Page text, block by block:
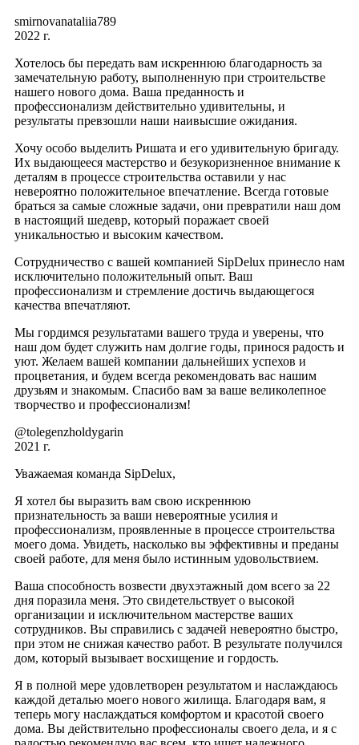
smirnovanataliia789
2022 г.
Хотелось бы передать вам искреннюю благодарность за
замечательную работу, выполненную при строительстве
нашего нового дома. Ваша преданность и
профессионализм действительно удивительны, и
результаты превзошли наши наивысшие ожидания.
Хочу особо выделить Ришата и его удивительную бригаду.
Их выдающееся мастерство и безукоризненное внимание к
деталям в процессе строительства оставили у нас
невероятно положительное впечатление. Всегда готовые
браться за самые сложные задачи, они превратили наш дом
в настоящий шедевр, который поражает своей
уникальностью и высоким качеством.
Сотрудничество с вашей компанией SipDelux принесло нам
исключительно положительный опыт. Ваш
профессионализм и стремление достичь выдающегося
качества впечатляют.
Мы гордимся результатами вашего труда и уверены, что
наш дом будет служить нам долгие годы, принося радость и
уют. Желаем вашей компании дальнейших успехов и
процветания, и будем всегда рекомендовать вас нашим
друзьям и знакомым. Спасибо вам за ваше великолепное
творчество и профессионализм!
@tolegenzholdygarin
2021 г.
Уважаемая команда SipDelux,
Я хотел бы выразить вам свою искреннюю
признательность за ваши невероятные усилия и
профессионализм, проявленные в процессе строительства
моего дома. Увидеть, насколько вы эффективны и преданы
своей работе, для меня было истинным удовольствием.
Ваша способность возвести двухэтажный дом всего за 22
дня поразила меня. Это свидетельствует о высокой
организации и исключительном мастерстве ваших
сотрудников. Вы справились с задачей невероятно быстро,
при этом не снижая качество работ. В результате получился
дом, который вызывает восхищение и гордость.
Я в полной мере удовлетворен результатом и наслаждаюсь
каждой деталью моего нового жилища. Благодаря вам, я
теперь могу наслаждаться комфортом и красотой своего
дома. Вы действительно профессионалы своего дела, и я с